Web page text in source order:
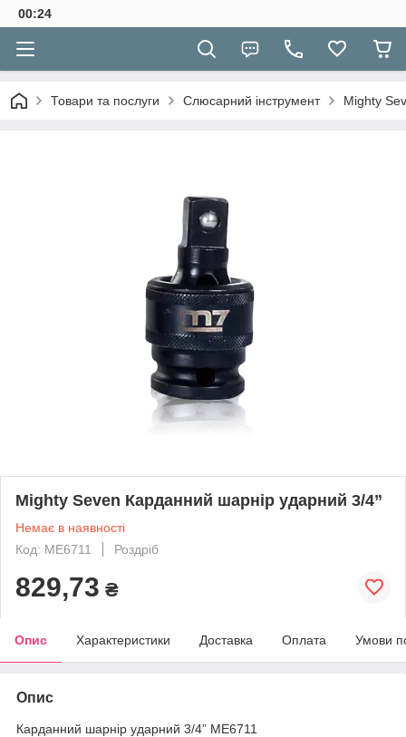
00:24
Товари та послуги Слюсарний інструмент Mighty
Mighty Seven Карданний шарнір ударний 3/4”
Немає в наявності
Код: ME6711
Роздріб
829,73 ₴
Опис Характеристики Доставка Оплата Умови
Опис
Карданний шарнір ударний 3/4” ME6711